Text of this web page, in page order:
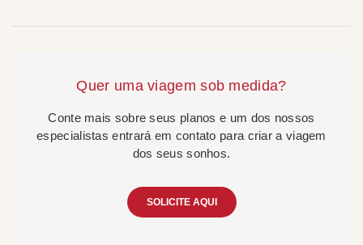
Quer uma viagem sob medida?
Conte mais sobre seus planos e um dos nossos
especialistas entrará em contato para criar a viagem
dos seus sonhos.
SOLICITE AQUI